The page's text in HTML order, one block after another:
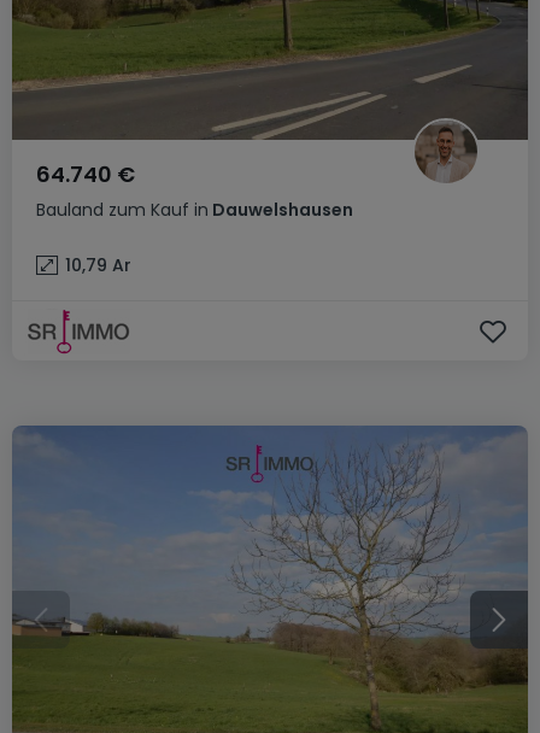
Bauland zum Kauf in Dauwelshausen
64.740 €
10,79 Ar